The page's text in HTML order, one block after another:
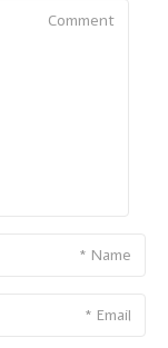
Comment
Name
Email